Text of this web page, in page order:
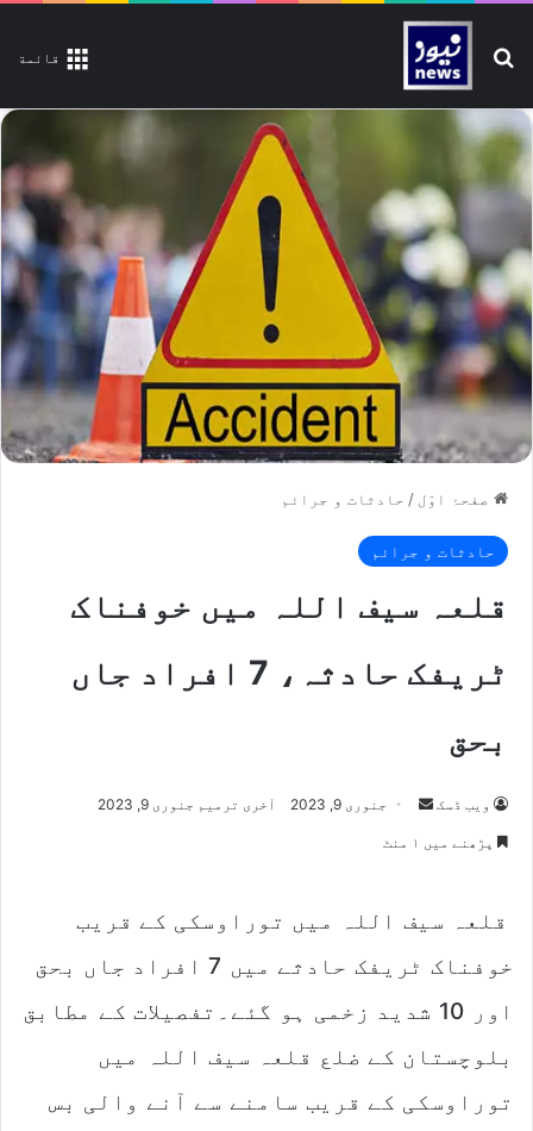
قائمة تلاش کیجیے
صفحۂ اوّل / حادثات و جرائم
حادثات و جرائم
قلعہ سیف اللہ میں خوفناک
ٹریفک حادثہ، 7 افراد جاں
بحق
ویب ڈسک
Send جنوری 9, 2023 آخری ترمیم جنوری 9, 2023
پڑھنے میں ۱ منٹ
قلعہ سیف اللہ میں توراوسکی کے قریب
خوفناک ٹریفک حادثے میں 7 افراد جاں بحق
اور 10 شدید زخمی ہو گئے۔تفصیلات کے مطابق
بلوچستان کے ضلع قلعہ سیف اللہ میں
توراوسکی کے قریب سامنے سے آنے والی بس